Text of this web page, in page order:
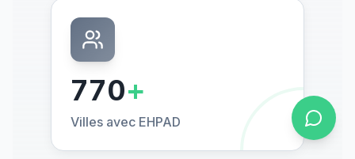
770+
Villes avec EHPAD